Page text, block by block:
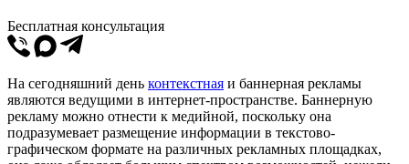
Бесплатная консультация
На сегодняшний день контекстная и баннерная рекламы
являются ведущими в интернет-пространстве. Баннерную
рекламу можно отнести к медийной, поскольку она
подразумевает размещение информации в текстово-
графическом формате на различных рекламных площадках,